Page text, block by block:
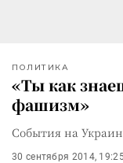
ПОЛИТИКА
«Ты как
фашизм»
События на
30 сентября 2014,